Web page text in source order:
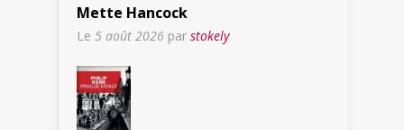
Mette Hancock
Le 5 août 2026 par stokely